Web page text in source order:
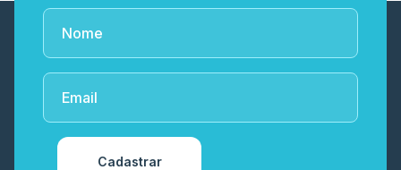
Cadastrar